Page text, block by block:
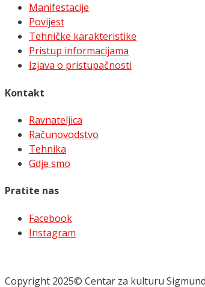
Manifestacije
Povijest
Tehničke karakteristike
Pristup informacijama
Izjava o pristupačnosti
Kontakt
Ravnateljica
Računovodstvo
Tehnika
Gdje smo
Pratite nas
Facebook
Instagram
Copyright 2025© Centar za kulturu